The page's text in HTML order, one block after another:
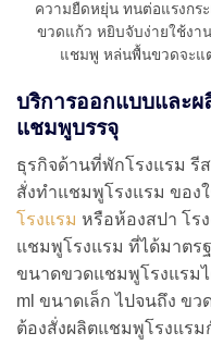
ความยืดหยุ่น ทนต่อแรงกร
ขวดแก้ว หยิบจับง่ายใช้งา
แชมพู หล่นพื้นขวดจะแ
บริการออกแบบและ
แชมพูบรรจุ
ธุรกิจด้านที่พักโรงแรม รี
สั่งทำแชมพูโรงแรม ของ
โรงแรม หรือห้องสปา โร
แชมพูโรงแรม ที่ได้มาตร
ขนาดขวดแชมพูโรงแรม
ml ขนาดเล็ก ไปจนถึง ข
ต้องสั่งผลิตแชมพูโรงแรม